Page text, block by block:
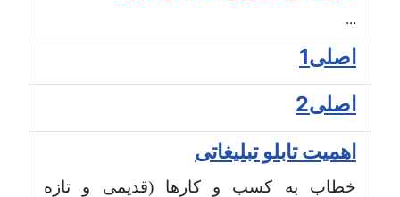
...
اصلی1
اصلی2
اهمیت تابلو تبلیغاتی
خطاب به کسب و کارها (قدیمی و تازه